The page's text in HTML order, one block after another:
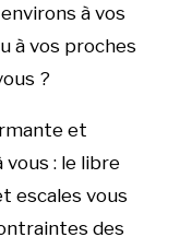
à vos
à vos proches
?
et
vous : le libre
escales vous
des